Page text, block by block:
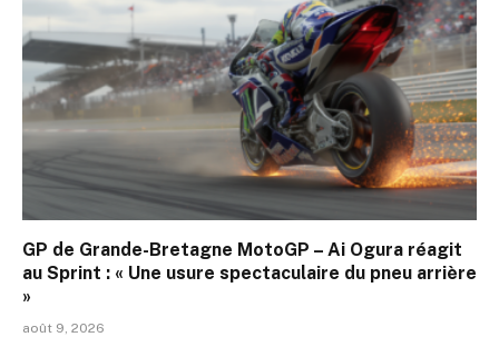
GP de Grande-Bretagne MotoGP – Ai Ogura réagit
au Sprint : « Une usure spectaculaire du pneu arrière
»
août 9, 2026